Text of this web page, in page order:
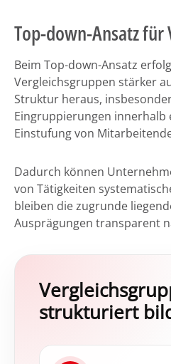
Top-down-Ansatz für
Beim Top-down-Ansatz
Vergleichsgruppen stärker
Struktur heraus,
Eingruppierungen innerhalb
Einstufung von
Dadurch können
von Tätigkeiten
bleiben die zugrunde
Ausprägungen transparent
strukturiert